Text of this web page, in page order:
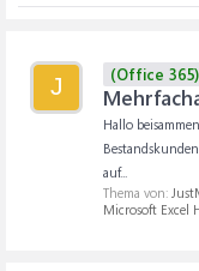
J (Office 365)
Hallo
auf...
Thema von:
Microsoft Excel